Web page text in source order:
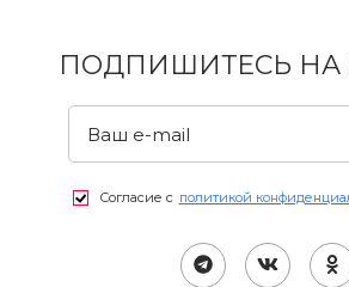
ПОДПИШИТЕСЬ НА
Согласие с политикой